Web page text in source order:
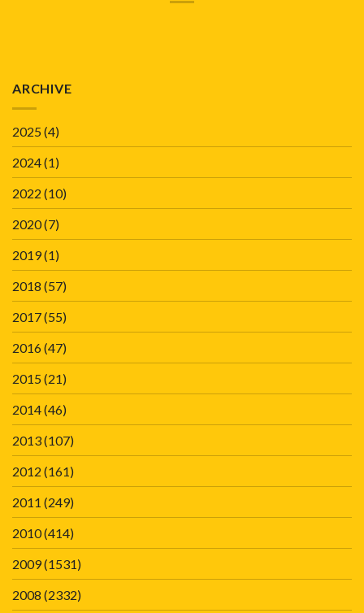
ARCHIVE
2025(4)
2024(1)
2022 (10)
2020(7)
2019(1)
2018 (57)
2017(55)
2016(47)
2015(21)
2014(46)
2013(107)
2012 (161)
2011 (249)
2010(414)
2009(1531)
2008 (2332)